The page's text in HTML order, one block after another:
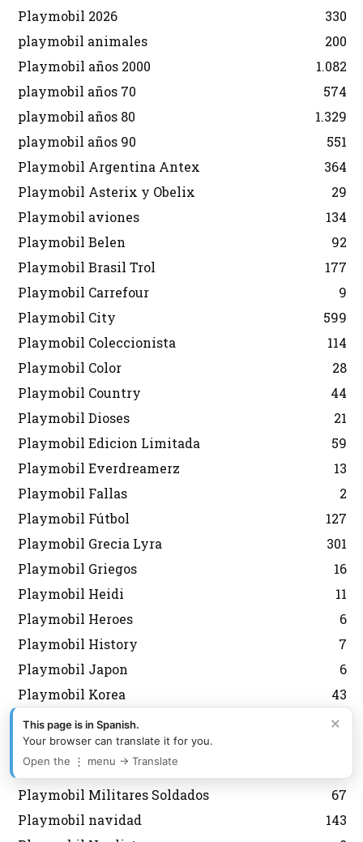
Playmobil 2026
330
playmobil animales
200
Playmobil años 2000
1.082
playmobil años 70
574
playmobil años 80
1.329
playmobil años 90
551
Playmobil Argentina Antex
364
Playmobil Asterix y Obelix
29
Playmobil aviones
134
Playmobil Belen
92
Playmobil Brasil Trol
177
Playmobil Carrefour
9
Playmobil City
599
Playmobil Coleccionista
114
Playmobil Color
28
Playmobil Country
44
Playmobil Dioses
21
Playmobil Edicion Limitada
59
Playmobil Everdreamerz
13
Playmobil Fallas
2
Playmobil Fútbol
127
Playmobil Grecia Lyra
301
Playmobil Griegos
16
Playmobil Heidi
11
Playmobil Heroes
6
Playmobil History
7
Playmobil Japon
6
Playmobil Korea
43
Playmobil Magic
Playmobil medieval
Playmobil Mexico Aurimat
Playmobil Militares Soldados
67
Playmobil navidad
143
×
This page is in Spanish.
Your browser can translate it for you.
Open the ⋮ menu → Translate